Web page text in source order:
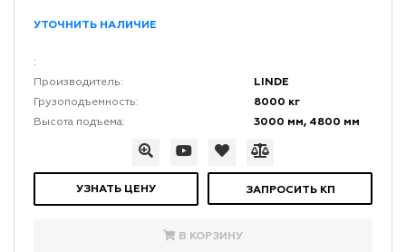
УТОЧНИТЬ НАЛИЧИЕ
:
Производитель:
LINDE
Грузоподъемность: 8000 кг
Высота подъема: 3000 мм, 4800 мм
УЗНАТЬ ЦЕНУ ЗАПРОСИТЬ КП
В КОРЗИНУ